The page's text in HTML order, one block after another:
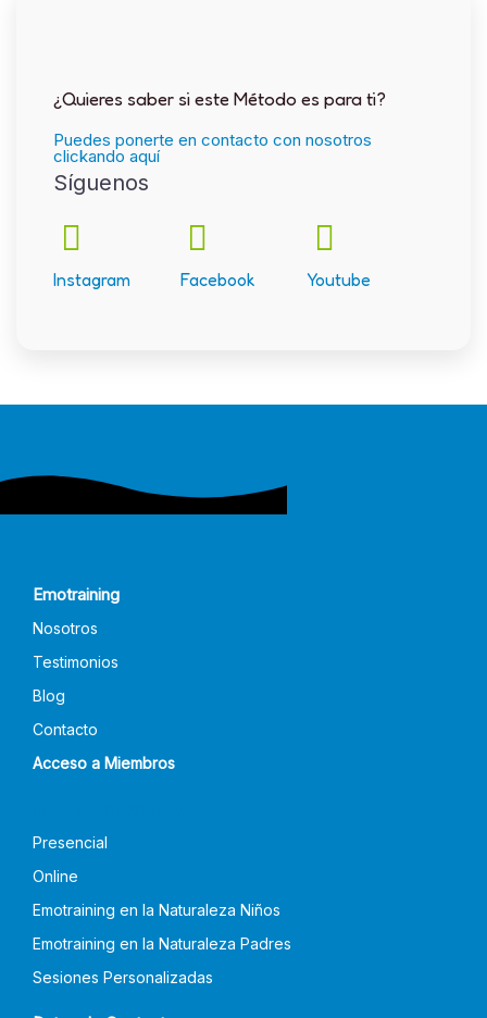
¿Quieres saber si este Método es para ti?
Puedes ponerte en contacto con nosotros
clickando aquí
Síguenos
Instagram Facebook Youtube
Emotraining
Nosotros
Testimonios
Blog
Contacto
Acceso a Miembros
Presencial
Online
Emotraining en la Naturaleza Niños
Emotraining en la Naturaleza Padres
Sesiones Personalizadas